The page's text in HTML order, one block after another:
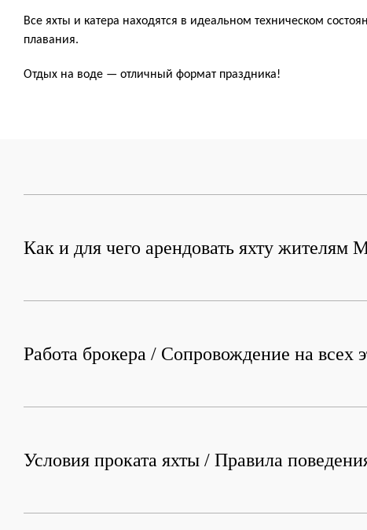
Все яхты и катера находятся в идеальном техническом
плавания.
Отдых на воде — отличный формат праздника!
Как и для чего арендовать яхту жителям
Работа брокера / Сопровождение на всех
Условия проката яхты / Правила